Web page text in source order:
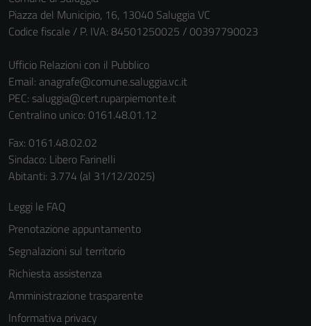
Piazza del Municipio, 16, 13040 Saluggia VC
Codice fiscale / P. IVA: 84501250025 / 00397790023
Ufficio Relazioni con il Pubblico
Email: anagrafe@comune.saluggia.vc.it
PEC: saluggia@cert.ruparpiemonte.it
Centralino unico: 0161.48.01.12
Fax: 0161.48.02.02
Sindaco: Libero Farinelli
Abitanti: 3.774 (al 31/12/2025)
Leggi le FAQ
Prenotazione appuntamento
Segnalazioni sul territorio
Richiesta assistenza
Amministrazione trasparente
Informativa privacy